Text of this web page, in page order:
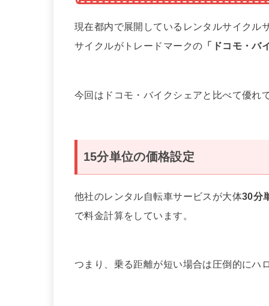
現在都内で展開しているレンタルサイクル
サイクルがトレードマークの 「ドコモ・バ
今回はドコモ・バイクシェアと比べて優れ
15分単位の価格設定
他社のレンタル自転車サービスが大体30分
で料金計算をしています。
つまり、乗る距離が短い場合は圧倒的にハ